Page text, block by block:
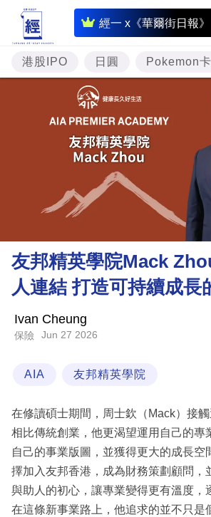
經一 x《華爾街日報》
即
時
財
經
專
題
投
樓
理
財
商
科
生
活
時
事
港股IPO 日圓 Pokemon卡
友邦精英學院Mack
人連結 打造可持續成長
Ivan Cheung
保險 Jun 27 2026
AIA 友邦精英學院
在修讀碩士期間，周士欽（Mack）接觸
相比傳統創業，他更渴望運用自己的專
自己的事業版圖，並獲得更大的成長空
擇加入友邦香港，成為財務策劃顧問，
與助人的初心，讓專業變得更有溫度，
在這條新事業路上，他追求的並不只是